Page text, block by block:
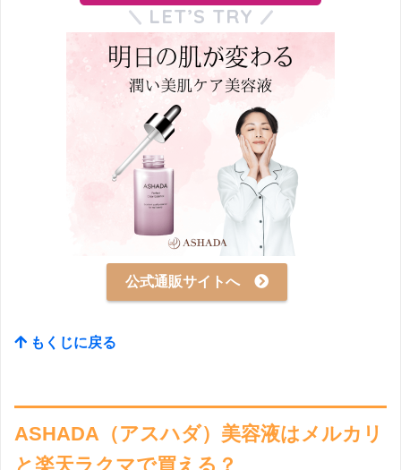
LET’S TRY
公式通販サイトへ
もくじに戻る
ASHADA（アスハダ）美容液はメルカリ
と楽天ラクマで買える？